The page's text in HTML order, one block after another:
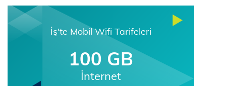
İş'te Mobil Wifi Tarifeleri
100 GB
İnternet